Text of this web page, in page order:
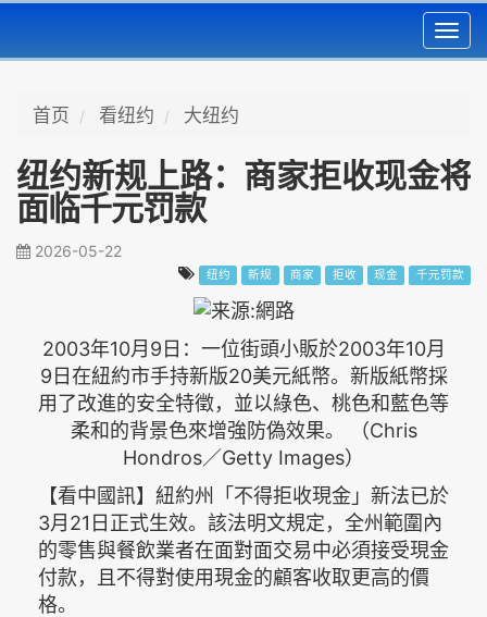
首页 看纽约 大纽约
纽约新规上路：商家拒收现金将
面临千元罚款
2026-05-22
纽约 新规 商家 拒收 现金 千元罚款
2003年10月9日：一位街頭小販於2003年10月
9日在紐約市手持新版20美元紙幣。新版紙幣採
用了改進的安全特徵，並以綠色、桃色和藍色等
柔和的背景色來增強防偽效果。 （Chris
Hondros／Getty Images）
【看中國訊】紐約州「不得拒收現金」新法已於
3月21日正式生效。該法明文規定，全州範圍內
的零售與餐飲業者在面對面交易中必須接受現金
付款，且不得對使用現金的顧客收取更高的價
格。